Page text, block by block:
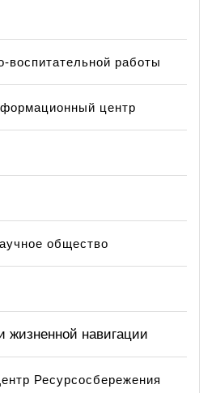
воспитательной работы
центр
общество
жизненной навигации
Ресурсосбережения